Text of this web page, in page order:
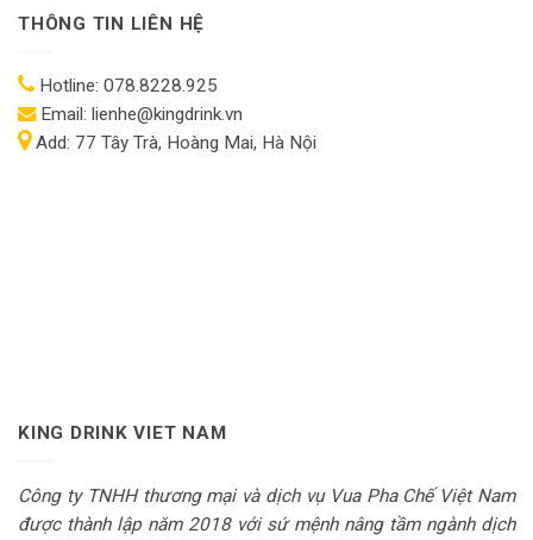
THÔNG TIN LIÊN HỆ
Hotline: 078.8228.925
Email: lienhe@kingdrink.vn
Add: 77 Tây Trà, Hoàng Mai, Hà Nội
KING DRINK VIET NAM
Công ty TNHH thương mại và dịch vụ Vua Pha Chế Việt Nam
được thành lập năm 2018 với sứ mệnh nâng tầm ngành dịch